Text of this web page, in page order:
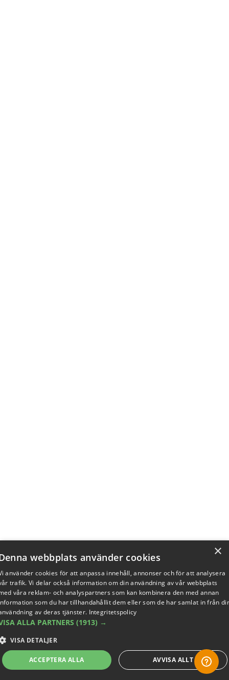
×
webbplats använder cookies
använder cookies för att anpassa innehåll, annonser och för att analysera
trafik. Vi delar också information om din användning av vår webbplats
våra reklam- och analyspartners som kan kombinera den med annan
som du har tillhandahållit dem eller som de har samlat in från
av deras tjänster. Integritetspolicy
ALLA PARTNERS (1913) →
VISA DETALJER
ACCEPTERA ALLA AVVISA ALLT